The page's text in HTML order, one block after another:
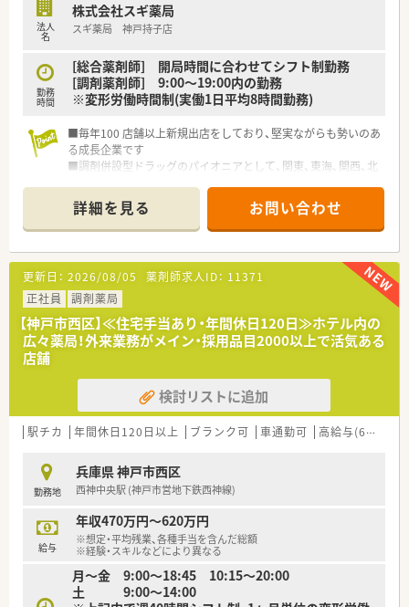
厚く支援しています。
■患者様のために何ができるかを常に考え、ホスピタリティ高く
法人
名
株式会社スギ薬局
スギ薬局 神戸持子店
勤務
時間
[総合薬剤師] 開局時間に合わせてシフト制勤務
[調剤薬剤師] 9:00～19:00内の勤務
※変形労働時間制(実働1日平均8時間勤務)
■毎年100 店舗以上新規出店をしており、堅実ながらも勢いのあ
る成長企業です
■調剤併設型ドラッグのパイオニアとして、関東、東海、関西、北
■研修制度は様々なプランがあり、集合研修だけでなく任意で受
講可能な研修も幅広く用意されています
■店舗で活躍する従業員、社外で活躍する従業員、将来経営幹部
となる従業員など、薬剤師として様々な活躍ができるフィールド
を用意されています
■総合薬剤師・調剤薬剤師（土日休み・19時までの勤務）どちらか
の働き方を選択できます
■調剤併設型だけでなく「医療モール・クリニック併設店舗」「敷
地内薬局」「訪問調剤特化型店舗」など様々な店舗を運営してい
ます
50店舗以上、無菌調剤室は業界最多の51店舗設置しています
■「プラチナくるみん認定企業」「健康経営優良法人2023（大規模
法人部門）認定」等を取得し一人ひとりが働きやすい環境が整備
されています
があるのも特徴です
詳細を見る お問い合わせ
更新日： 2026/08/05 薬剤師求人ID： 11371
正社員
調剤薬局
【神戸市西区】≪住宅手当あり・年間休日120日≫ホテル内の
広々薬局！外来業務がメイン・採用品目2000以上で活気ある
店舗
検討リストに追加
駅チカ 年間休日120日以上 ブランク可 車通勤可 高給与(600万円以上)
勤務地
兵庫県 神戸市西区
西神中央駅 (神戸市営地下鉄西神線)
給与
年収470万円～620万円
※想定・平均残業、各種手当を含んだ総額
※経験・スキルなどにより異なる
月～金 9:00～18:45 10:15～20:00
土 9:00～14:00